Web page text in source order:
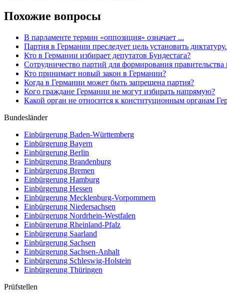
Похожие вопросы
В парламенте термин «оппозиция» означает ...
Партия в Германии преследует цель установить
Кто в Германии избирает депутатов Бундестага?
Сотрудничество партий для формирования правительства
Кто принимает новый закон в Германии?
Когда в Германии может быть запрещена партия?
Кого граждане Германии не могут избирать напрямую?
Какой орган не относится к конституционным органам
Bundesländer
Einbürgerung Baden-Württemberg
Einbürgerung Bayern
Einbürgerung Berlin
Einbürgerung Brandenburg
Einbürgerung Bremen
Einbürgerung Hamburg
Einbürgerung Hessen
Einbürgerung Mecklenburg-Vorpommern
Einbürgerung Niedersachsen
Einbürgerung Nordrhein-Westfalen
Einbürgerung Rheinland-Pfalz
Einbürgerung Saarland
Einbürgerung Sachsen
Einbürgerung Sachsen-Anhalt
Einbürgerung Schleswig-Holstein
Einbürgerung Thüringen
Prüfstellen